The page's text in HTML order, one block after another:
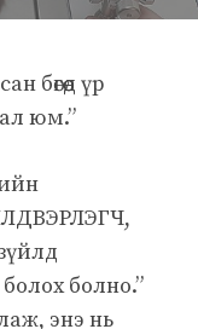
бөгөөд үр
юм.”
болно.”
энэ нь